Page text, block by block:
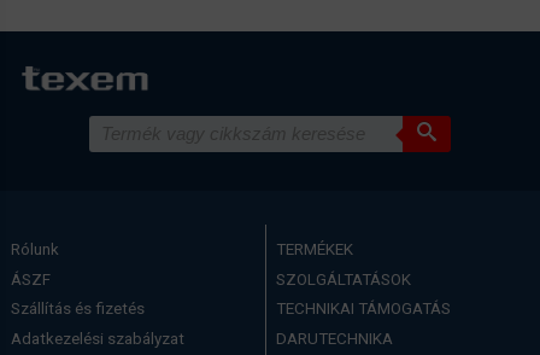
Rólunk
ÁSZF
Szállítás és fizetés
Adatkezelési szabályzat
TERMÉKEK
SZOLGÁLTATÁSOK
TECHNIKAI TÁMOGATÁS
DARUTECHNIKA